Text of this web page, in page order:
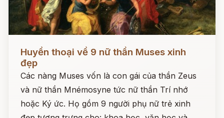
Đọc ngay
Huyền thoại về 9 nữ thần Muses xinh
đẹp
Các nàng Muses vốn là con gái của thần Zeus
và nữ thần Mnémosyne tức nữ thần Trí nhớ
hoặc Ký ức. Họ gồm 9 người phụ nữ trẻ xinh